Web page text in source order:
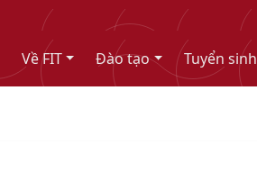
Về FIT Đào tạo Tuyển sinh